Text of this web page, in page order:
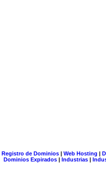
Registro de Dominios| Web Hosting |
Dominios Expirados | Industrias |